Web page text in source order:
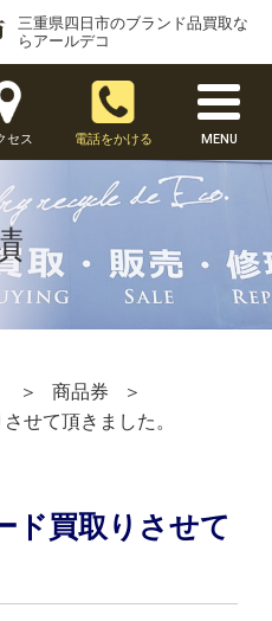
三重県四日市のブランド品買取な
らアールデコ
セス 電話をかける MENU
＞ 商品券
＞
せて頂きました。
ド買取りさせて